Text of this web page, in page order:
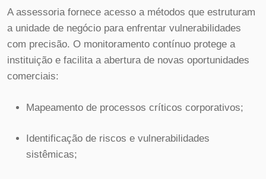
A assessoria fornece acesso a métodos que estruturam
a unidade de negócio para enfrentar vulnerabilidades
com precisão. O monitoramento contínuo protege a
instituição e facilita a abertura de novas oportunidades
comerciais:
Mapeamento de processos críticos corporativos;
Identificação de riscos e vulnerabilidades
sistêmicas;